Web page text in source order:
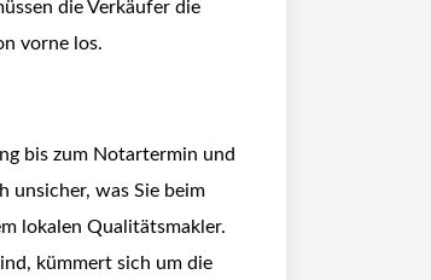
die Verkäufer die
vorne los.
bis zum Notartermin und
unsicher, was Sie beim
lokalen Qualitätsmakler.
kümmert sich um die